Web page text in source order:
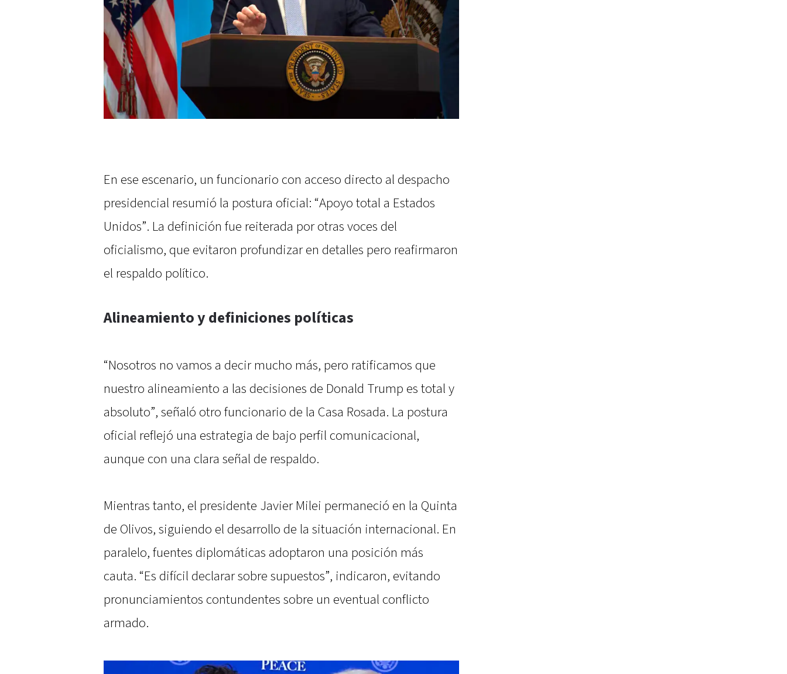
En ese escenario, un funcionario con acceso directo al despacho
presidencial resumió la postura oficial: “Apoyo total a Estados
Unidos”. La definición fue reiterada por otras voces del
oficialismo, que evitaron profundizar en detalles pero reafirmaron
el respaldo político.
Alineamiento y definiciones políticas
“Nosotros no vamos a decir mucho más, pero ratificamos que
nuestro alineamiento a las decisiones de Donald Trump es total y
absoluto”, señaló otro funcionario de la Casa Rosada. La postura
oficial reflejó una estrategia de bajo perfil comunicacional,
aunque con una clara señal de respaldo.
Mientras tanto, el presidente Javier Milei permaneció en la Quinta
de Olivos, siguiendo el desarrollo de la situación internacional. En
paralelo, fuentes diplomáticas adoptaron una posición más
cauta. “Es difícil declarar sobre supuestos”, indicaron, evitando
pronunciamientos contundentes sobre un eventual conflicto
armado.